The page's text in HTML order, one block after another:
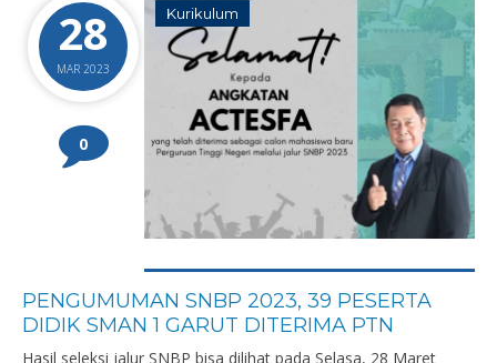
28
MAR 2023
0
Kurikulum
PENGUMUMAN SNBP 2023, 39 PESERTA
DIDIK SMAN 1 GARUT DITERIMA PTN
Hasil seleksi jalur SNBP bisa dilihat pada Selasa, 28 Maret